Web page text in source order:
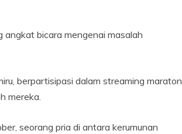
bicara mengenai masalah
berpartisipasi dalam streaming maraton
mereka.
seorang pria di antara kerumunan